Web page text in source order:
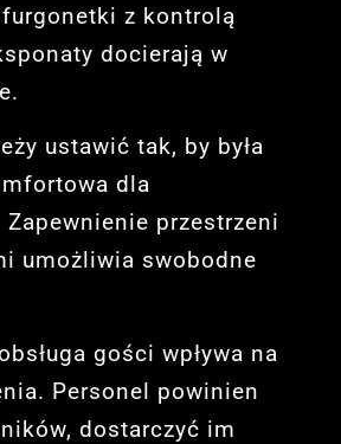
z kontrolą
docierają w
ustawić tak, by była
dla
przestrzeni
umożliwia swobodne
gości wpływa na
Personel powinien
dostarczyć im